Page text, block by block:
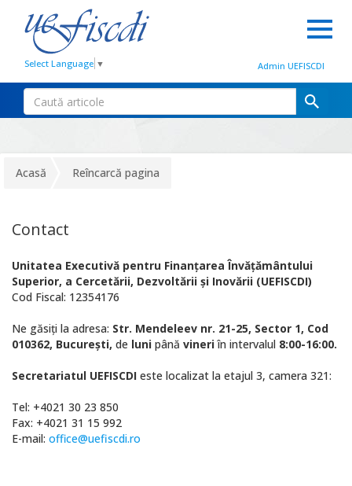
Select Language ▼ Admin UEFISCDI
Acasă Reîncarcă pagina
Contact
Unitatea Executivă pentru Finanțarea Învățământului
Superior, a Cercetării, Dezvoltării și Inovării (UEFISCDI)
Cod Fiscal: 1 2354176
Ne găsiți la adresa: Str. Mendeleev nr. 21-25, Sector 1, Cod
010362, București, de luni până vineriîn intervalul 8:00-16:00.
Secretariatul UEFISCDI este localizat la etajul 3, camera 321:
Tel: +4021 30 23 850
Fax: +4021 31 15 992
E-mail: office@uefiscdi.ro